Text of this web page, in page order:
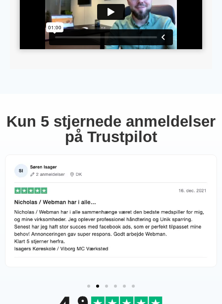
Kun 5 stjernede anmeldelser
på Trustpilot